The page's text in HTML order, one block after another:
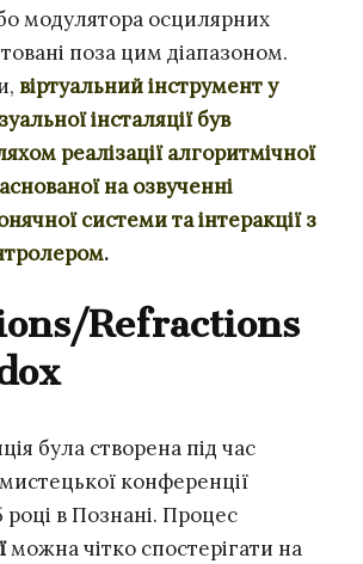
модулятора осцилярних
поза цим діапазоном.
віртуальний інструмент у
інсталяції був
реалізації алгоритмічної
на озвученні
системи та інтеракції з
.
Refractions
була створена під час
конференції
році в Познані. Процес
можна чітко спостерігати на